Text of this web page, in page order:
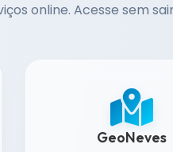
online. Acesse sem
GeoNeves